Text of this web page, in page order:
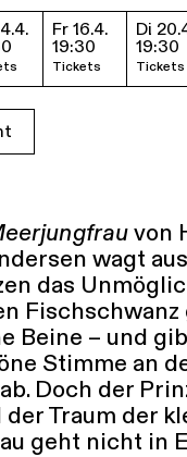
Jobs
& Tickets
Fr 16.4.
19:30
Tickets
Di
19:30
Tickets
von
wagt
das
Fischschwanz
Beine – und
Stimme an
Doch der
der Traum der
geht nicht in